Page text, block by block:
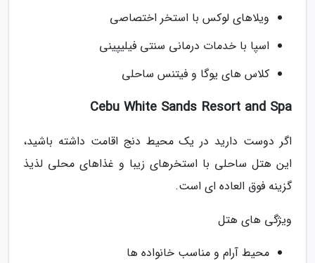
ویلاهای لوکس با استخر اختصاصی
اسپا با خدمات درمانی سنتی فیلیپینی
کلاس های یوگا و فیتنس ساحلی
Cebu White Sands Resort and Spa
اگر دوست دارید در یک محیط دنج اقامت داشته باشید،
این هتل ساحلی با استخرهای زیبا و غذاهای محلی لذیذ
گزینه فوق العاده ای است.
ویژگی های هتل
محیط آرام و مناسب خانواده ها